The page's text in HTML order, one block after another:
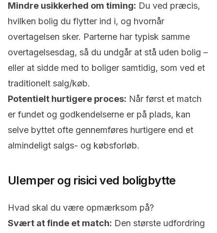
Mindre usikkerhed om timing: Du ved præcis,
hvilken bolig du flytter ind i, og hvornår
overtagelsen sker. Parterne har typisk samme
overtagelsesdag, så du undgår at stå uden bolig –
eller at sidde med to boliger samtidig, som ved et
traditionelt salg/køb.
Potentielt hurtigere proces: Når først et match
er fundet og godkendelserne er på plads, kan
selve byttet ofte gennemføres hurtigere end et
almindeligt salgs- og købsforløb.
Ulemper og risici ved boligbytte
Hvad skal du være opmærksom på?
Svært at finde et match: Den største udfordring